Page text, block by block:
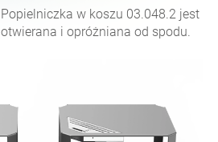
Popielniczka w koszu 03.048.2 jest
otwierana i opróżniana od spodu.